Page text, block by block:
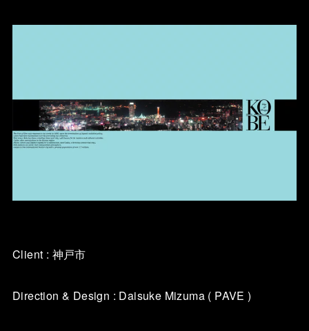
Client : 神戸市
Direction & Design : Daisuke Mizuma ( PAVE )